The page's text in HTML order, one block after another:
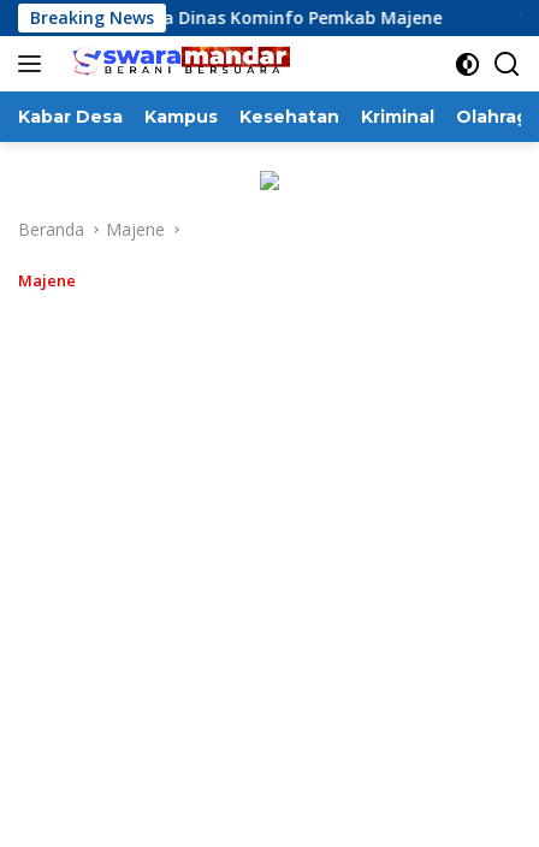
Langsung
ke
konten
Breaking News
Kinerja Dinas Kominfo Pemkab Majene 13
Kabar Desa Kampus Kesehatan Kriminal Olahraga
Beranda Majene
Majene